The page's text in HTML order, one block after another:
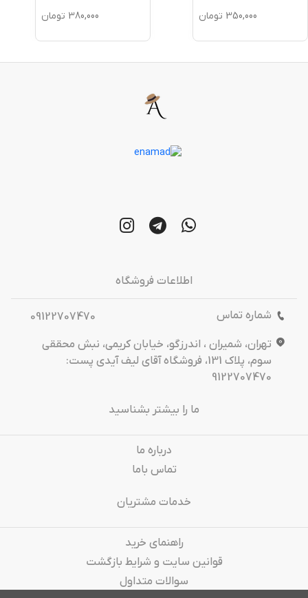
350,000 تومان 380,000 تومان
اطلاعات فروشگاه
شماره تماس
09122707470
تهران، شمیران ، اندرزگو، خیابان کریمی، نبش محققی
سوم، پلاک 131، فروشگاه آقای لیف آیدی پست:
9122707470
ما را بیشتر بشناسید
درباره‌ ما
تماس باما
خدمات مشتریان
راهنمای خرید
قوانین سایت و شرایط بازگشت
سوالات متداول